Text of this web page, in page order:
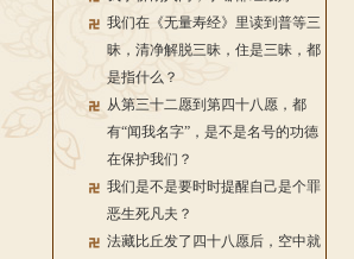
我们在《无量寿经》里读到普等三
昧，清净解脱三昧，住是三昧，都
是指什么？
从第三十二愿到第四十八愿，都
有“闻我名字”，是不是名号的功德
在保护我们？
我们是不是要时时提醒自己是个罪
恶生死凡夫？
法藏比丘发了四十八愿后，空中就